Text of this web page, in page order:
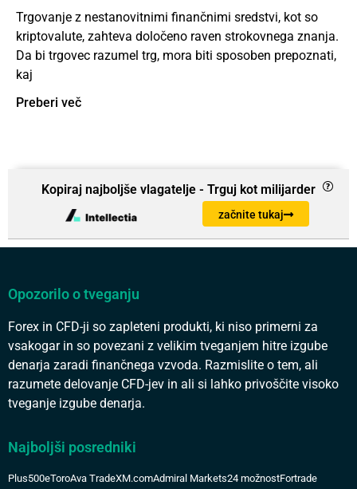
Trgovanje z nestanovitnimi finančnimi sredstvi, kot so
kriptovalute, zahteva določeno raven strokovnega znanja.
Da bi trgovec razumel trg, mora biti sposoben prepoznati,
kaj
Preberi več
Kopiraj najboljše vlagatelje - Trguj kot milijarder
začnite tukaj
Opozorilo o tveganju
Forex in CFD-ji so zapleteni produkti, ki niso primerni za
vsakogar in so povezani z velikim tveganjem hitre izgube
denarja zaradi finančnega vzvoda. Razmislite o tem, ali
razumete delovanje CFD-jev in ali si lahko privoščite visoko
tveganje izgube denarja.
Najboljši posredniki
Plus500eToroAva TradeXM.comAdmiral Markets24 možnostFortrade